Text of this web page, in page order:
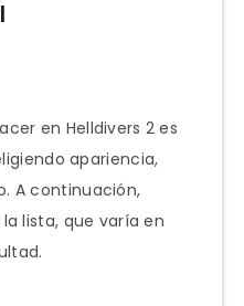
en Helldivers 2 es
apariencia,
A continuación,
lista, que varía en